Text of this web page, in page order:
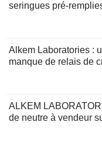
seringues pré-
Alkem Laboratories :
manque de relais de
ALKEM
de neutre à vendeur